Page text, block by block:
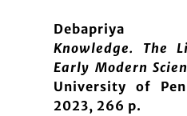
Debapriya
Knowledge. The
Early Modern
University of
2023, 266 p.